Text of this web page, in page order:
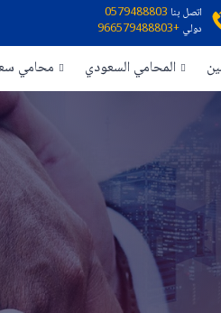
اتصل بنا 0579488803
دولي+966579488803
المحامي السعودي محامي